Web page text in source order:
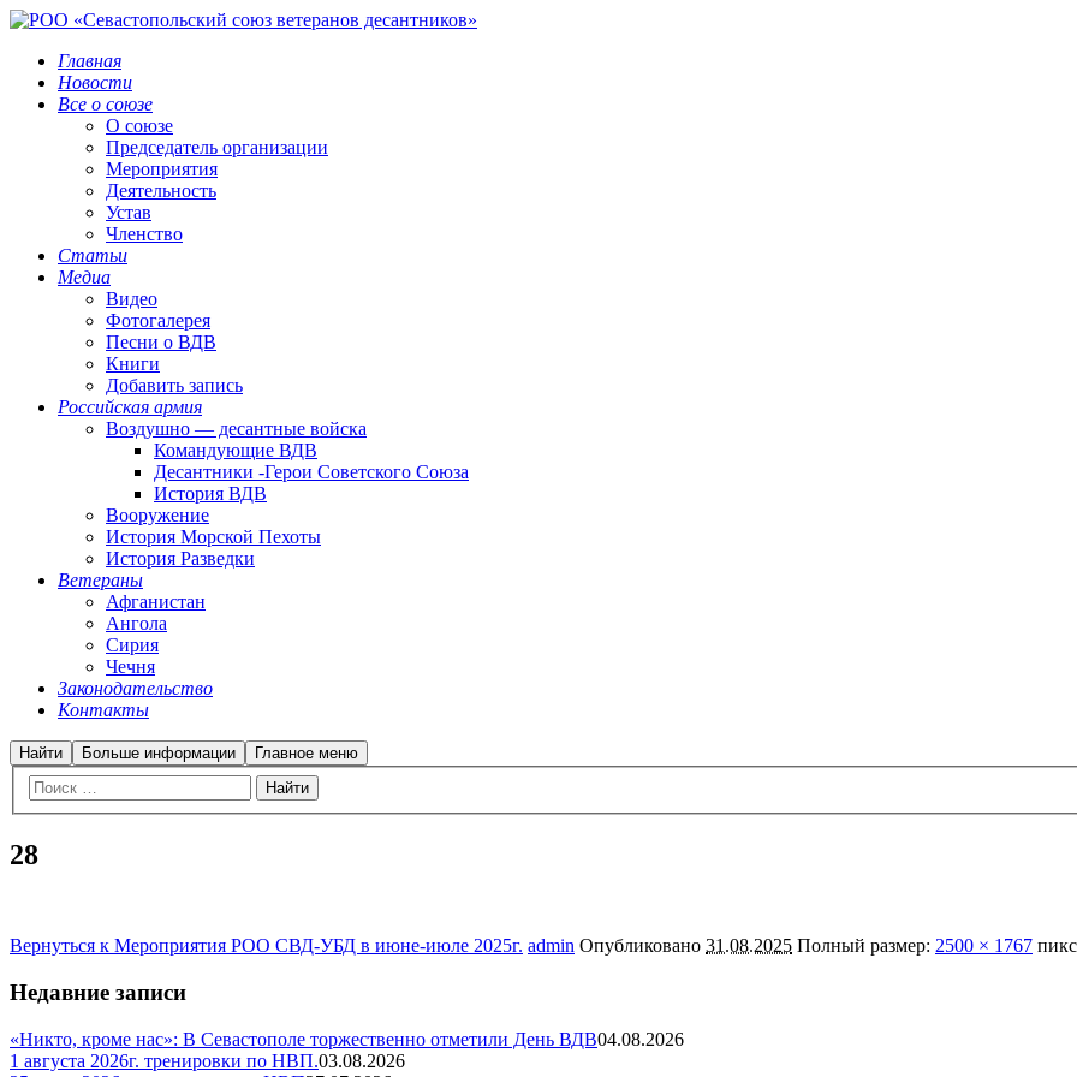
Главная
Новости
Все о союзе
О союзе
Председатель организации
Мероприятия
Деятельность
Устав
Членство
Статьи
Медиа
Видео
Фотогалерея
Песни о ВДВ
Книги
Добавить запись
Российская армия
Воздушно — десантные войска
Командующие ВДВ
Десантники -Герои Советского Союза
История ВДВ
Вооружение
История Морской Пехоты
История Разведки
Ветераны
Афганистан
Ангола
Сирия
Чечня
Законодательство
Контакты
Найти Больше информации Главное меню
28
Вернуться к Мероприятия РОО СВД-УБД в июне-июле 2025г. admin Опубликовано 31.08.2025 Полный размер: 2500 × 1767
Недавние записи
«Никто, кроме нас»: В Севастополе торжественно отметили День ВДВ04.08.2026
1 августа 2026г. тренировки по НВП.03.08.2026